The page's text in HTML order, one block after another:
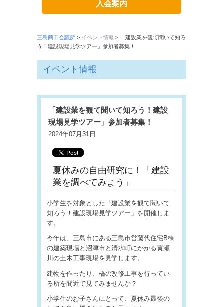
入会案内
三島商工会議所 > イベント情報 > 「建設業を観て聞いて知ろ
う！建設現場見学ツアー」参加者募集！
イベント情報
「建設業を観て聞いて知ろう！建設
現場見学ツアー」参加者募集！
2024年07月31日
夏休みの自由研究に！「建設
業を調べてみよう」
小学生を対象とした「建設業を観て聞いて
知ろう！建設現場見学ツアー」を開催しま
す。
今年は、三島市にある三島市営藤代住宅B棟
の建築現場と沼津市と清水町にかかる黄瀬
川の土木工事現場を見学します。
建物を作ったり、橋の改修工事を行ってい
る所を間近で見てみませんか？
小学生のお子さんにとって、夏休み最後の